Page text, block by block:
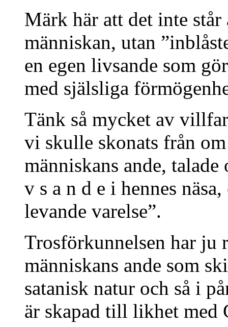
Märk här att det inte
människan, utan
en egen livsande som
med själsliga
Tänk så mycket av
vi skulle skonats från
människans ande,
v s a n d e i hennes
levande varelse”.
Trosförkunnelsen har
människans ande som
satanisk natur och så i
är skapad till likhet med